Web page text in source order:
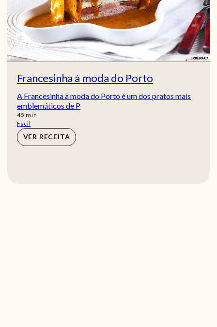
Francesinha à moda do Porto
A Francesinha à moda do Porto é um dos pratos mais
emblemáticos de P
45 min
min
Fácil
VER RECEITA